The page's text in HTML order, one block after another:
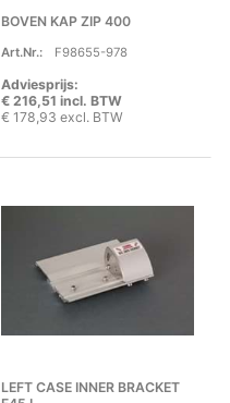
BOVEN KAP ZIP 400
Art.Nr.: F98655-978
Adviesprijs:
€ 216,51 incl. BTW
€ 178,93 excl. BTW
LEFT CASE INNER BRACKET